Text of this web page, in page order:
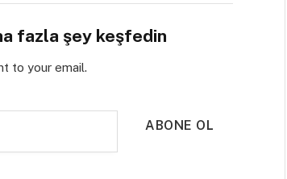
fazla şey keşfedin
to your email.
ABONE OL